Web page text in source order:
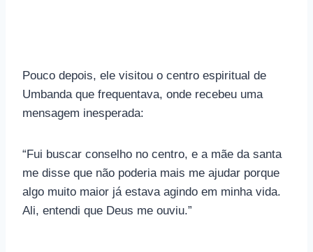
Pouco depois, ele visitou o centro espiritual de
Umbanda que frequentava, onde recebeu uma
mensagem inesperada:
“Fui buscar conselho no centro, e a mãe da santa
me disse que não poderia mais me ajudar porque
algo muito maior já estava agindo em minha vida.
Ali, entendi que Deus me ouviu.”